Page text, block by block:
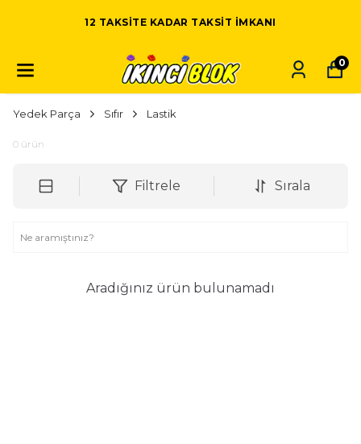
12 TAKSITE KADAR TAKSIT IMKANI
0
Yedek Parça Sıfır Lastik
0 ürün
Filtrele Sırala
Aradığınız ürün bulunamadı